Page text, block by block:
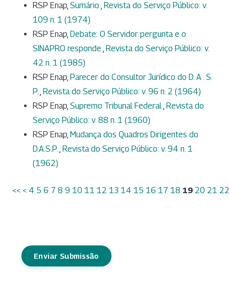
RSP Enap, Sumário , Revista do Serviço Público: v.
109 n. 1 (1974)
RSP Enap, Debate: O Servidor pergunta e o
SINAPRO responde , Revista do Serviço Público: v.
42 n. 1 (1985)
RSP Enap, Parecer do Consultor Jurídico do D. A . S.
P., Revista do Serviço Público: v. 96 n. 2 (1964)
RSP Enap, Supremo Tribunal Federal, Revista do
Serviço Público: v. 88 n. 1 (1960)
RSP Enap, Mudança dos Quadros Dirigentes do
D.A.S.P., Revista do Serviço Público: v. 94 n. 1
(1962)
<< < 4 5 6 7 8 9 10 11 12 13 14 15 16 17 18 19 20 21 22
Enviar Submissão